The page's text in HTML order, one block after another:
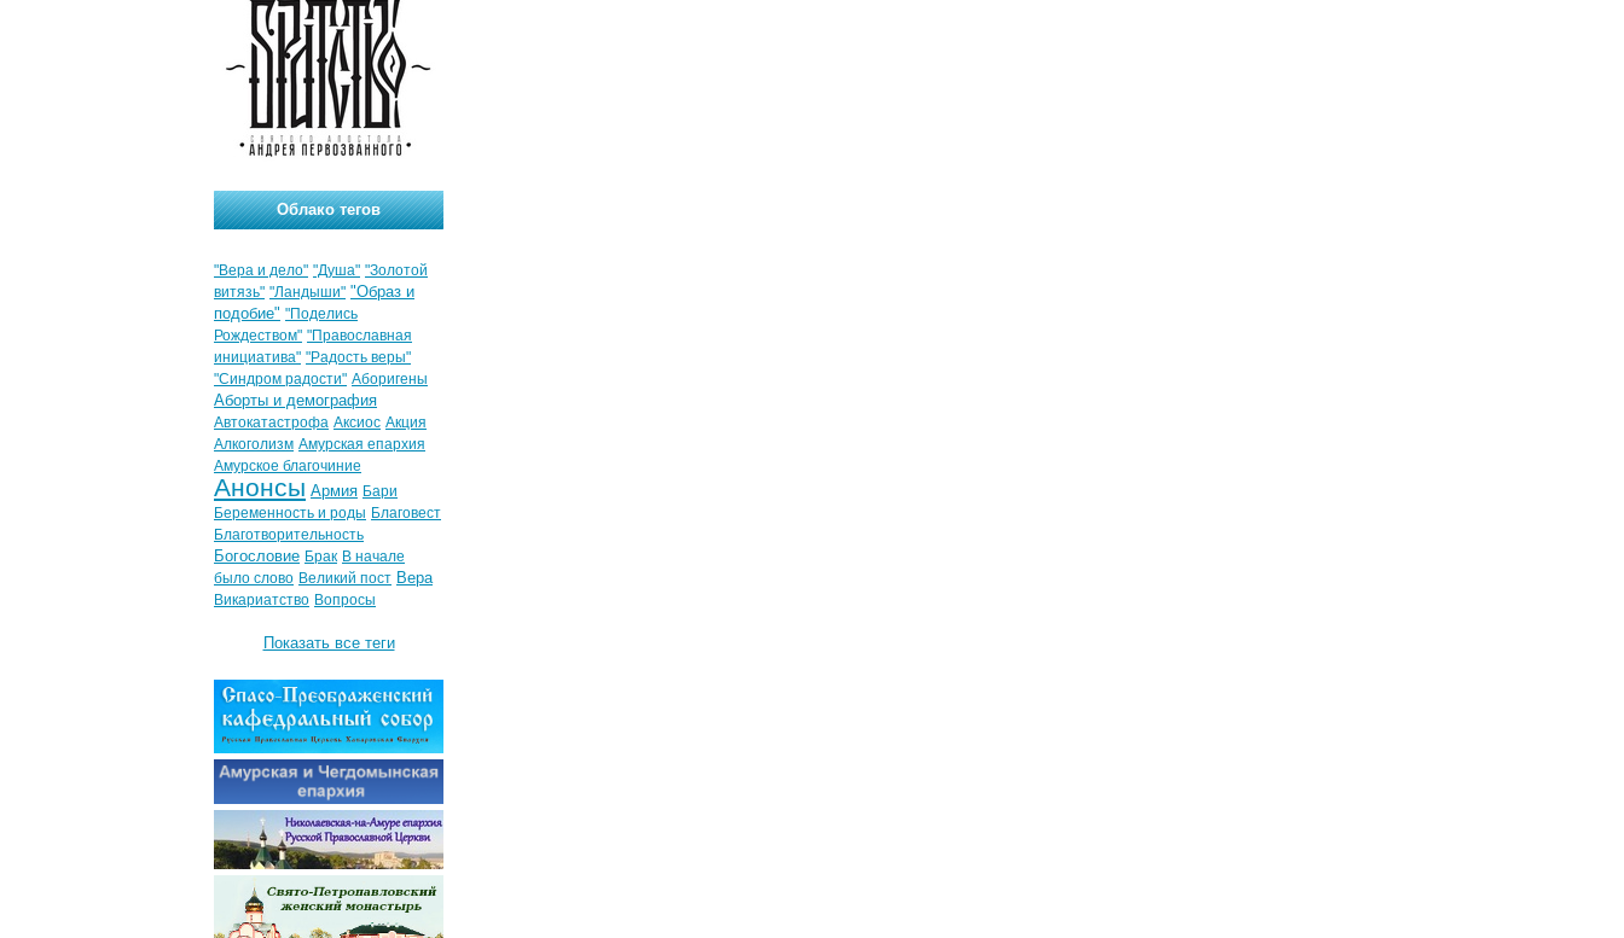
Облако тегов
"Вера и дело" "Душа" "Золотой
витязь" "Ландыши" "Образ и
подобие" "Поделись
Рождеством" "Православная
инициатива" "Радость веры"
"Синдром радости" Аборигены
Аборты и демография
Автокатастрофа Аксиос Акция
Алкоголизм Амурская епархия
Амурское благочиние
Анонсы Армия Бари
Беременность и роды Благовест
Благотворительность
Богословие Брак В начале
было слово Великий пост Вера
Викариатство Вопросы
Показать все теги